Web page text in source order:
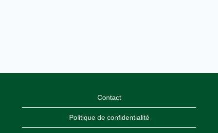
Contact
Politique de confidentialité